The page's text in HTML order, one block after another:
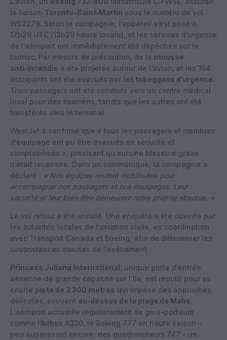
la liaison Toronto–Saint‑Martin sous le numéro de vol
WS2276. Selon la compagnie, l’appareil s’est posé à
17h29 UTC (13h29 heure locale), et les services d’urgence
de l’aéroport ont immédiatement été dépêchés sur le
tarmac. Par mesure de précaution, de la mousse
anti‑incendie a été projetée autour de l’avion, et les 164
occupants ont été évacués par les toboggans d’urgence.
Trois passagers ont été conduits vers un centre médical
local pour des examens, tandis que les autres ont été
transférés vers le terminal.
WestJet a confirmé que « tous les passagers et membres
d’équipage ont pu être évacués en sécurité et
comptabilisés », précisant qu’aucune blessure grave
n’était recensée. Dans un communiqué, la compagnie a
déclaré : « Nos équipes restent mobilisées pour
accompagner nos passagers et nos équipages. Leur
sécurité et leur bien‑être demeurent notre priorité absolue. »
Le vol retour a été annulé. Une enquête a été ouverte par
les autorités locales de l’aviation civile, en coordination
avec Transport Canada et Boeing, afin de déterminer les
circonstances exactes de l’événement.
Princess Juliana International , unique porte d’entrée
aérienne de grande capacité sur l’île, est réputé pour sa
courte piste de 2 300 mètres qui impose des approches
délicates, souvent au-dessus de la plage de Maho.
L’aéroport accueille régulièrement de gros-porteurs
comme l’Airbus A330, le Boeing 777 en haute saison –
peu auparavant encore, des quadrimoteurs 747 – un